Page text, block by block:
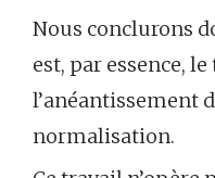
Nous conclurons
est, par essence,
l’anéantissement
normalisation.